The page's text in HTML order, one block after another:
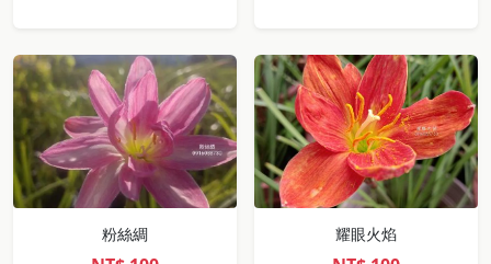
粉絲綢 耀眼火焰